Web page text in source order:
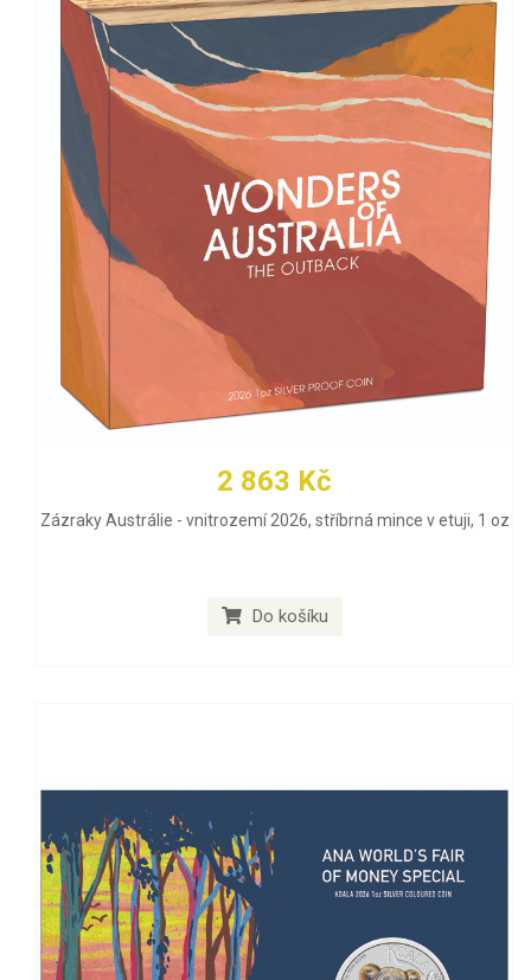
2 863 Kč
Zázraky Austrálie - vnitrozemí 2026, stříbrná mince v etuji, 1 oz
Do košíku